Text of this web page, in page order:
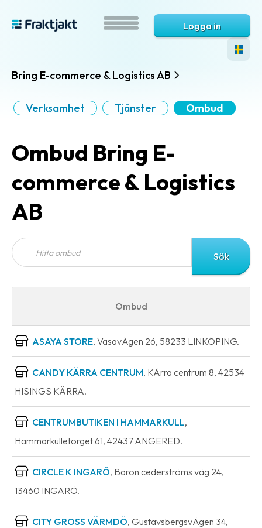
Logga in
Bring E-commerce & Logistics AB
Verksamhet Tjänster Ombud
Ombud Bring E-
commerce & Logistics
AB
Ombud
ASAYA STORE, VasavÄgen 26, 58233 LINKÖPING.
CANDY KÄRRA CENTRUM, KÄrra centrum 8, 42534
HISINGS KÄRRA.
CENTRUMBUTIKEN I HAMMARKULL,
Hammarkulletorget 61, 42437 ANGERED.
CIRCLE K INGARÖ, Baron cederströms väg 24,
13460 INGARÖ.
CITY GROSS VÄRMDÖ, GustavsbergsvÄgen 34,